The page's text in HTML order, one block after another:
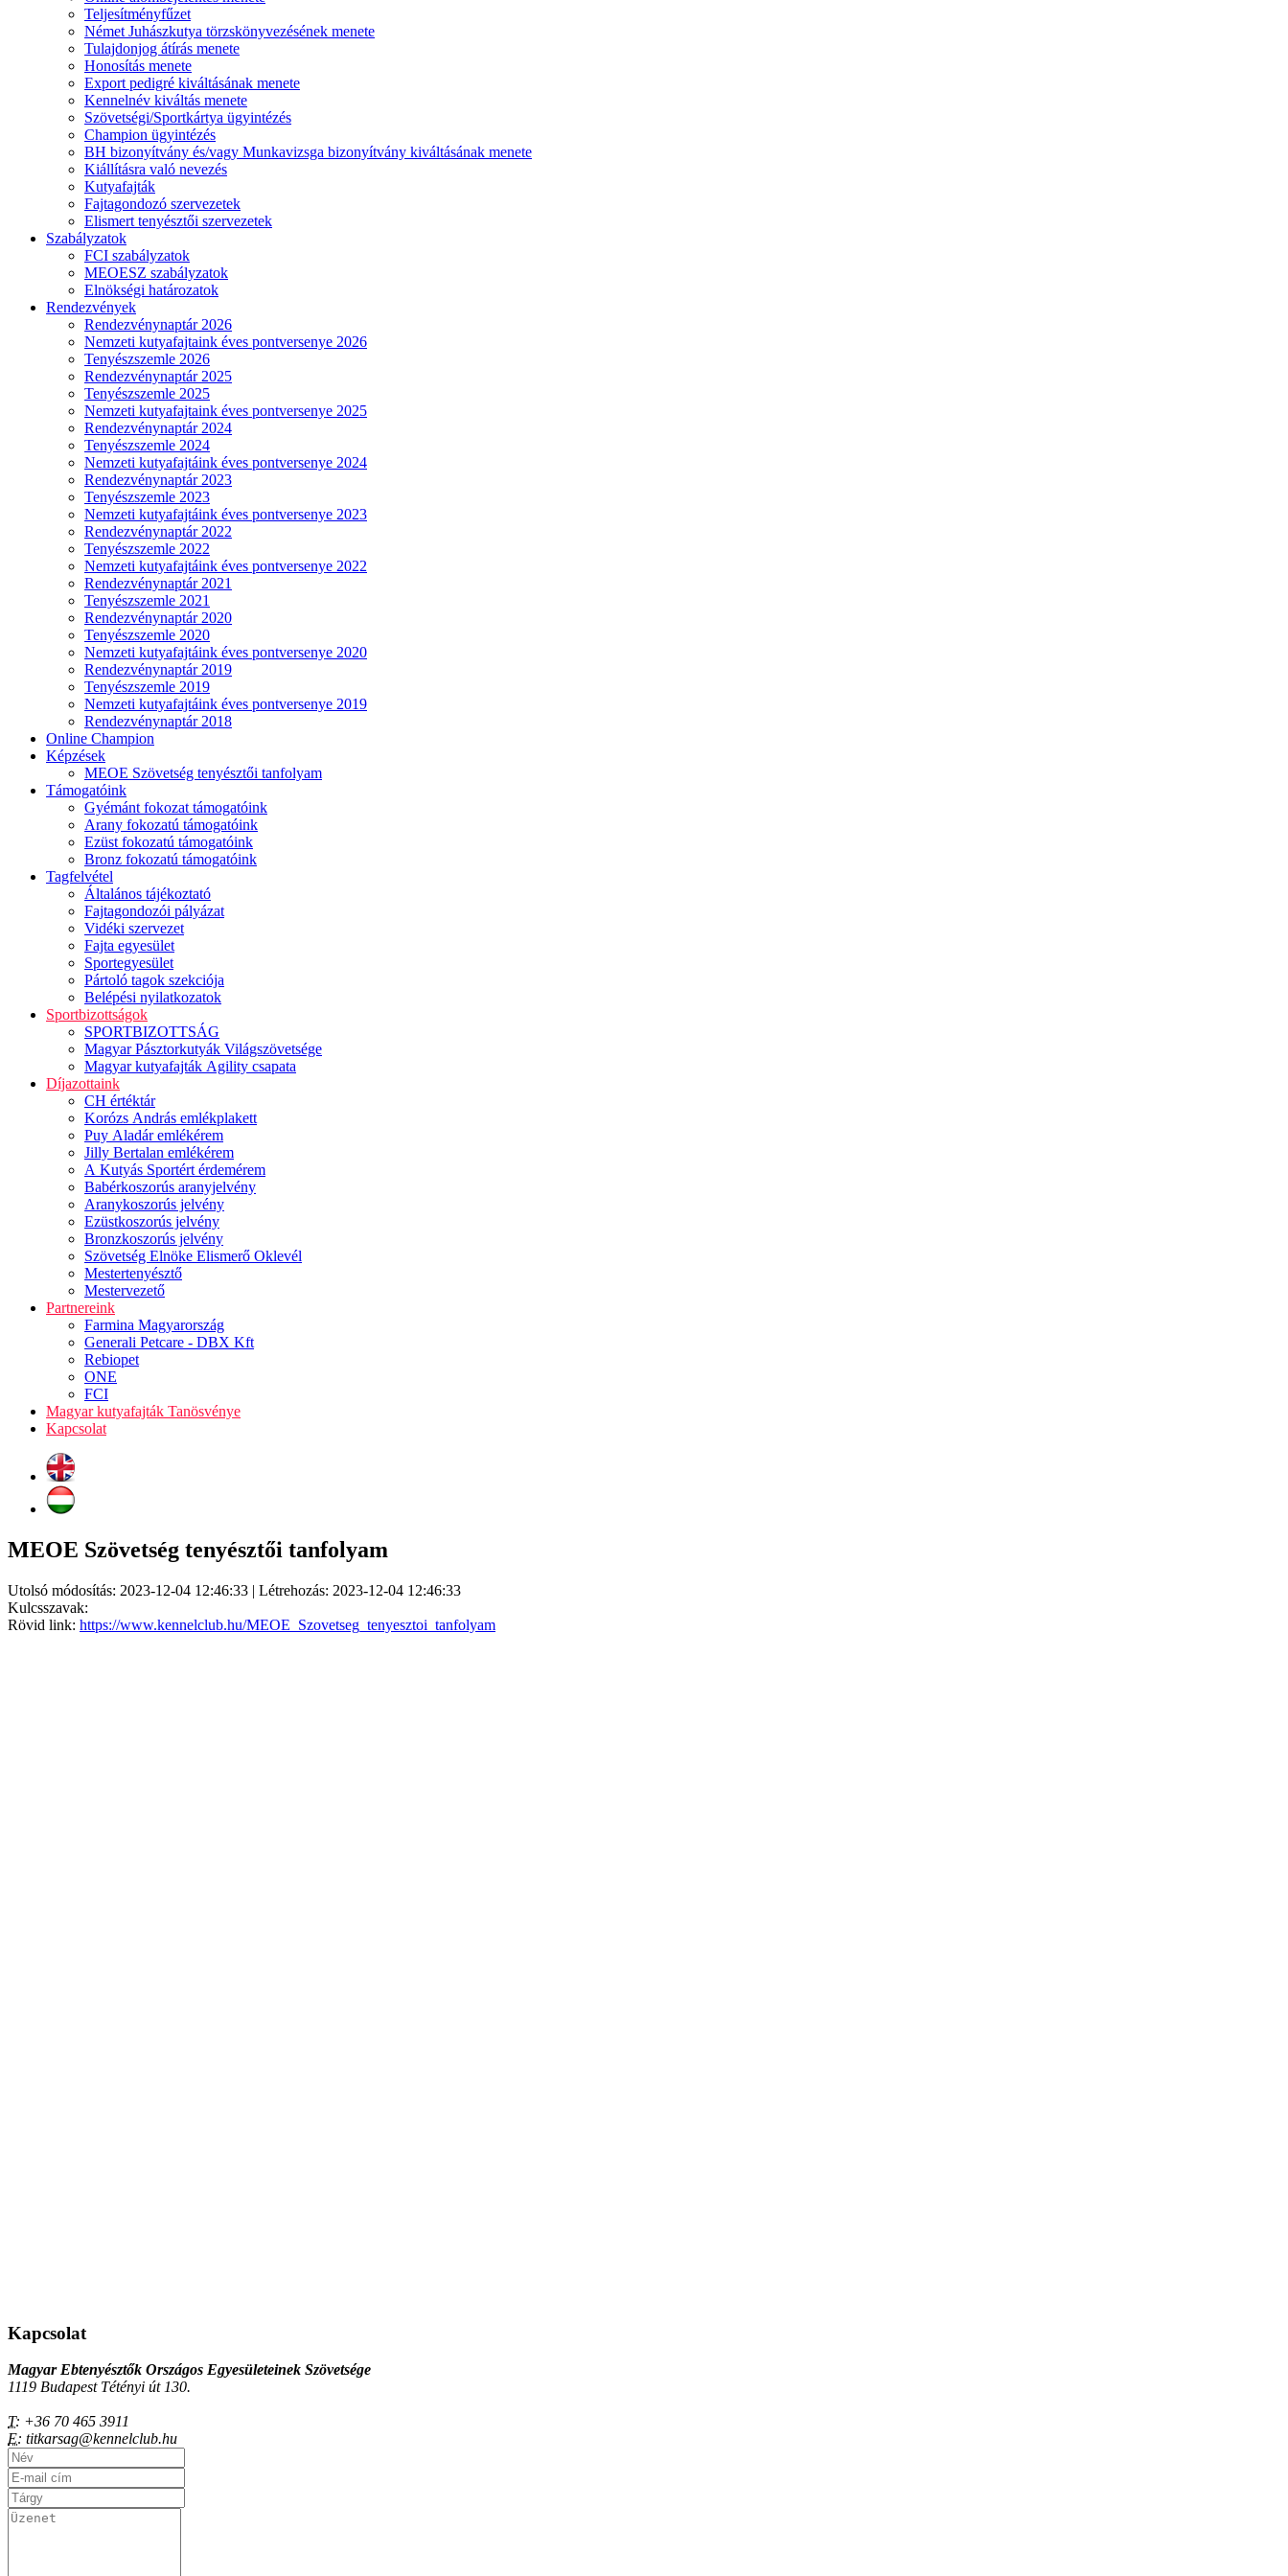
Teljesítményfűzet
Német Juhászkutya törzskönyvezésének menete
Tulajdonjog átírás menete
Honosítás menete
Export pedigré kiváltásának menete
Kennelnév kiváltás menete
Szövetségi/Sportkártya ügyintézés
Champion ügyintézés
BH bizonyítvány és/vagy Munkavizsga bizonyítvány kiváltásának menete
Kiállításra való nevezés
Kutyafajták
Fajtagondozó szervezetek
Elismert tenyésztői szervezetek
Szabályzatok
FCI szabályzatok
MEOESZ szabályzatok
Elnökségi határozatok
Rendezvények
Rendezvénynaptár 2026
Nemzeti kutyafajtaink éves pontversenye 2026
Tenyészszemle 2026
Rendezvénynaptár 2025
Tenyészszemle 2025
Nemzeti kutyafajtaink éves pontversenye 2025
Rendezvénynaptár 2024
Tenyészszemle 2024
Nemzeti kutyafajtáink éves pontversenye 2024
Rendezvénynaptár 2023
Tenyészszemle 2023
Nemzeti kutyafajtáink éves pontversenye 2023
Rendezvénynaptár 2022
Tenyészszemle 2022
Nemzeti kutyafajtáink éves pontversenye 2022
Rendezvénynaptár 2021
Tenyészszemle 2021
Rendezvénynaptár 2020
Tenyészszemle 2020
Nemzeti kutyafajtáink éves pontversenye 2020
Rendezvénynaptár 2019
Tenyészszemle 2019
Nemzeti kutyafajtáink éves pontversenye 2019
Rendezvénynaptár 2018
Online Champion
Képzések
MEOE Szövetség tenyésztői tanfolyam
Támogatóink
Gyémánt fokozat támogatóink
Arany fokozatú támogatóink
Ezüst fokozatú támogatóink
Bronz fokozatú támogatóink
Tagfelvétel
Általános tájékoztató
Fajtagondozói pályázat
Vidéki szervezet
Fajta egyesület
Sportegyesület
Pártoló tagok szekciója
Belépési nyilatkozatok
Sportbizottságok
SPORTBIZOTTSÁG
Magyar Pásztorkutyák Világszövetsége
Magyar kutyafajták Agility csapata
Díjazottaink
CH értéktár
Korózs András emlékplakett
Puy Aladár emlékérem
Jilly Bertalan emlékérem
A Kutyás Sportért érdemérem
Babérkoszorús aranyjelvény
Aranykoszorús jelvény
Ezüstkoszorús jelvény
Bronzkoszorús jelvény
Szövetség Elnöke Elismerő Oklevél
Mestertenyésztő
Mestervezető
Partnereink
Farmina Magyarország
Generali Petcare - DBX Kft
Rebiopet
ONE
FCI
Magyar kutyafajták Tanösvénye
Kapcsolat
MEOE Szövetség tenyésztői tanfolyam
Utolsó módosítás: 2023-12-04 12:46:33 | Létrehozás: 2023-12-04 12:46:33
Kulcsszavak:
Rövid link: https://www.kennelclub.hu/MEOE_Szovetseg_tenyesztoi_tanfolyam
Kapcsolat
Magyar Ebtenyésztők Országos Egyesületeinek Szövetsége
1119 Budapest Tétényi út 130.
T: +36 70 465 3911
E: titkarsag@kennelclub.hu